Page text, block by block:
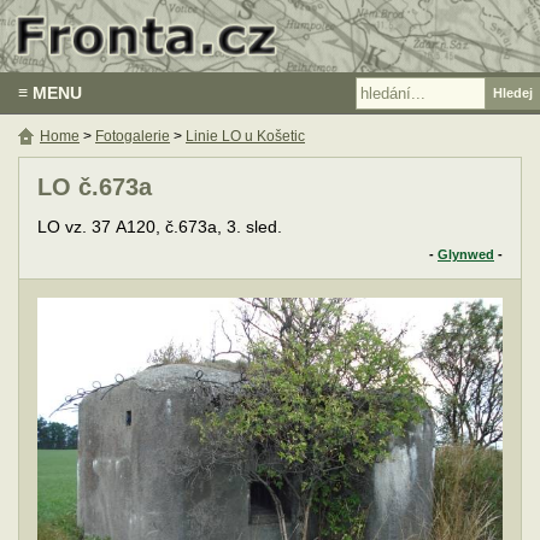
≡ MENU
LO č.673a
LO vz. 37 A120, č.673a, 3. sled.
- Glynwed -
Home > Fotogalerie > Linie LO u Košetic